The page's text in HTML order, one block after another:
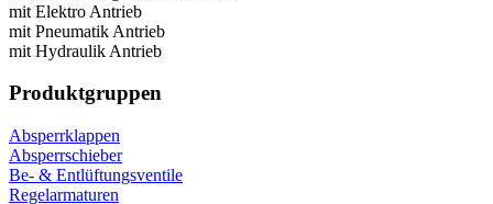
mit Elektro Antrieb
mit Pneumatik Antrieb
mit Hydraulik Antrieb
Produktgruppen
Absperrklappen
Absperrschieber
Be- & Entlüftungsventile
Regelarmaturen